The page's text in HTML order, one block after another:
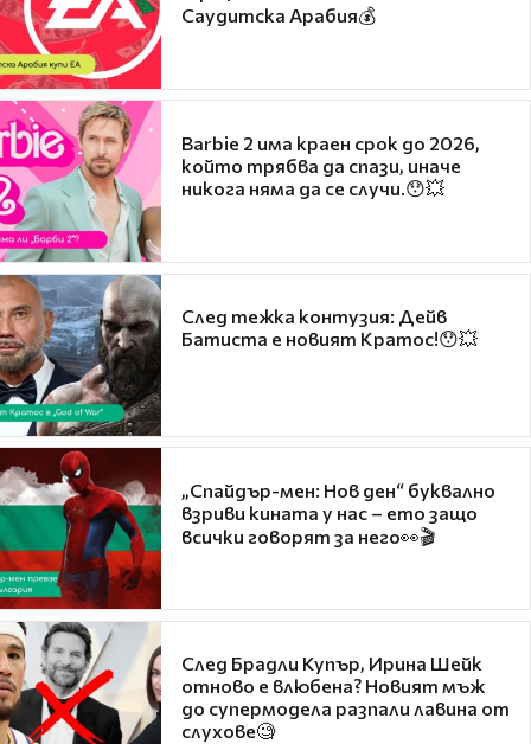
Саудитска Арабия💰
Barbie 2 има краен срок до 2026,
който трябва да спази, иначе
никога няма да се случи.😯💥
След тежка контузия: Дейв
Батиста е новият Кратос!😯💥
„Спайдър-мен: Нов ден“ буквално
взриви кината у нас – ето защо
всички говорят за него👀🎬
След Брадли Купър, Ирина Шейк
отново е влюбена? Новият мъж
до супермодела разпали лавина от
слухове🧐